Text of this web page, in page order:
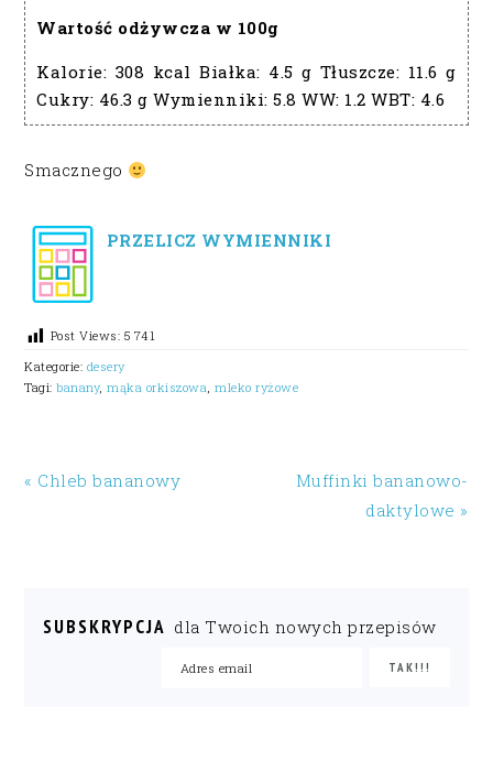
Wartość odżywcza w 100g
Kalorie: 308 kcal Białka: 4.5 g Tłuszcze: 11.6 g
Cukry: 46.3 g Wymienniki:5.8 WW: 1.2 WBT: 4.6
Smacznego
PRZELICZ WYMIENNIKI
Post Views: 5 741
Kategorie: desery
Tagi:banany,mąka orkiszowa ,mleko ryżowe
« Chleb bananowy
Muffinki bananowo-
daktylowe »
SUBSKRYPCJA dla Twoich nowych przepisów